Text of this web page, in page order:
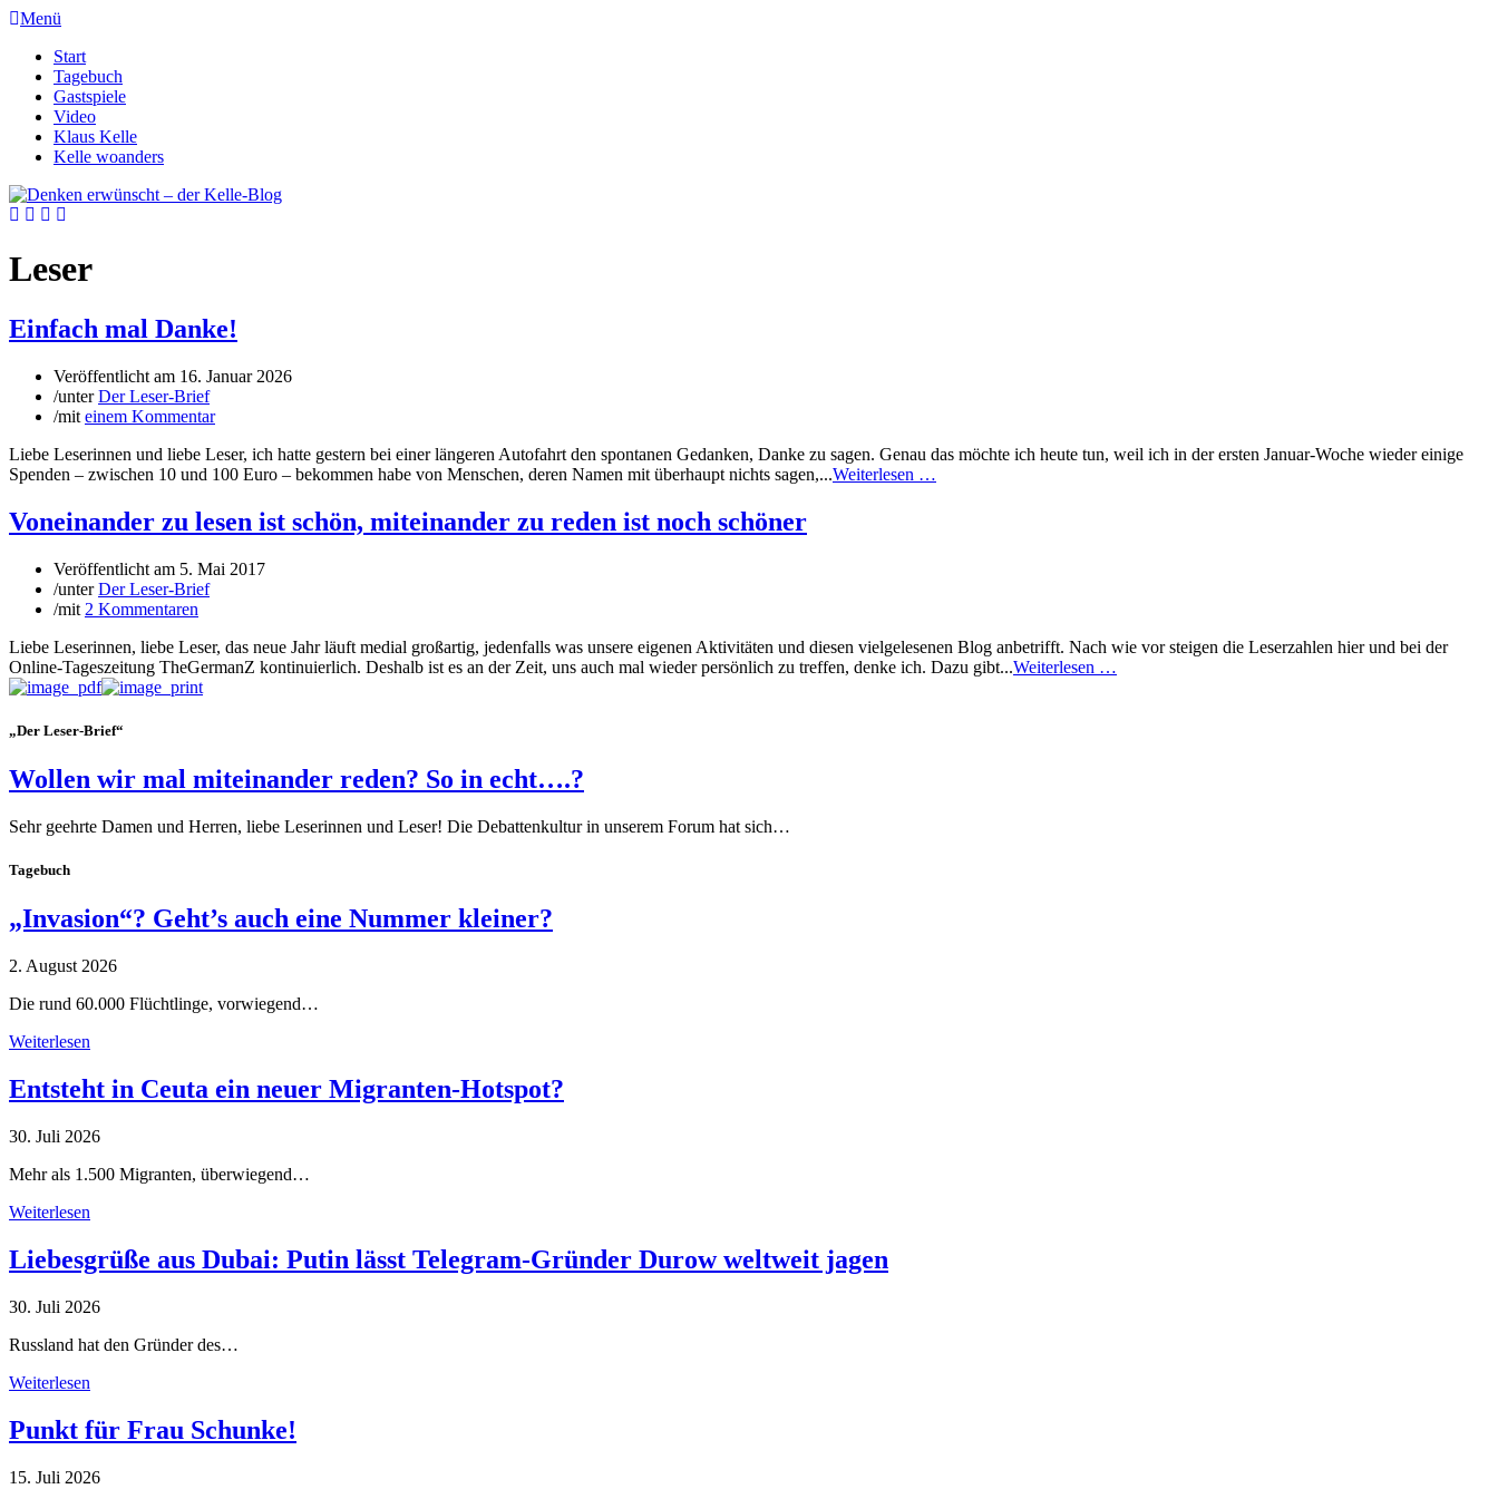
Menü
Start
Tagebuch
Gastspiele
Video
Klaus Kelle
Kelle woanders
Leser
Einfach mal Danke!
Veröffentlicht am 16. Januar 2026
/unterDer Leser-Brief
/mit einem Kommentar
Liebe Leserinnen und liebe Leser, ich hatte gestern bei einer längeren Autofahrt den spontanen Gedanken, Danke zu sagen. Genau das möchte ich heute tun, weil ich in der ersten Januar-Woche wieder einige
Spenden – zwischen 10 und 100 Euro – bekommen habe von Menschen, deren Namen mit überhaupt nichts sagen,...Weiterlesen …
Voneinander zu lesen ist schön, miteinander zu reden ist noch schöner
Veröffentlicht am 5. Mai 2017
/unterDer Leser-Brief
/mit 2 Kommentaren
Liebe Leserinnen, liebe Leser, das neue Jahr läuft medial großartig, jedenfalls was unsere eigenen Aktivitäten und diesen vielgelesenen Blog anbetrifft. Nach wie vor steigen die Leserzahlen hier und bei der
Online-Tageszeitung TheGermanZ kontinuierlich. Deshalb ist es an der Zeit, uns auch mal wieder persönlich zu treffen, denke ich. Dazu gibt...Weiterlesen …
„Der Leser-Brief“
Wollen wir mal miteinander reden? So in echt….?
Sehr geehrte Damen und Herren, liebe Leserinnen und Leser! Die Debattenkultur in unserem Forum hat sich…
Tagebuch
„Invasion“? Geht’s auch eine Nummer kleiner?
2. August 2026
Die rund 60.000 Flüchtlinge, vorwiegend…
Weiterlesen
Entsteht in Ceuta ein neuer Migranten-Hotspot?
30. Juli 2026
Mehr als 1.500 Migranten, überwiegend…
Weiterlesen
Liebesgrüße aus Dubai: Putin lässt Telegram-Gründer Durow weltweit jagen
30. Juli 2026
Russland hat den Gründer des…
Weiterlesen
Punkt für Frau Schunke!
15. Juli 2026